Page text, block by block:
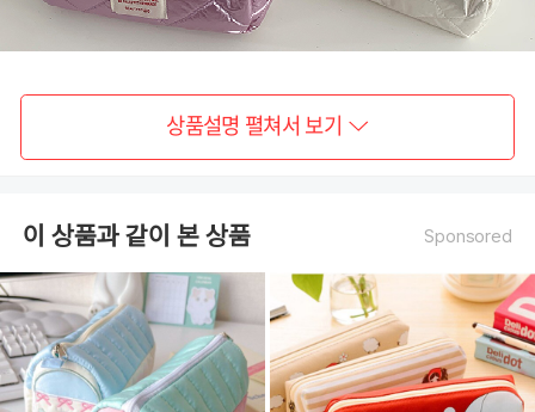
상품설명 펼쳐서 보기
이 상품과 같이 본 상품 Sponsored